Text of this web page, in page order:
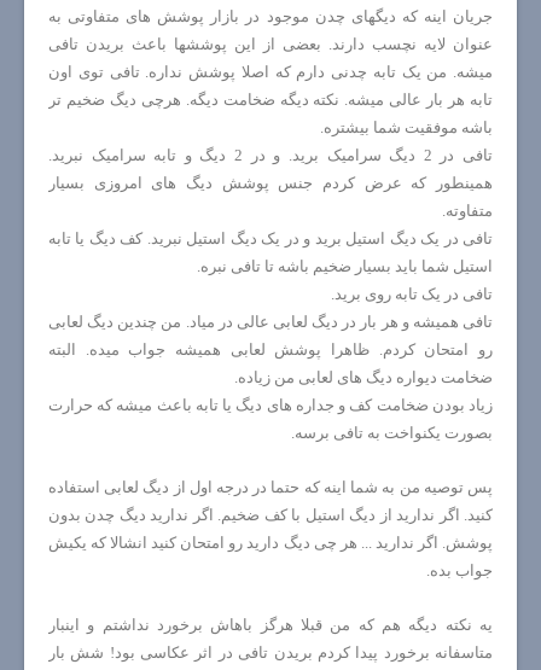
جریان اینه که دیگهای چدن موجود در بازار پوشش های متفاوتی به
عنوان لایه نچسب دارند. بعضی از این پوششها باعث بریدن تافی
میشه. من یک تابه چدنی دارم که اصلا پوشش نداره. تافی توی اون
تابه هر بار عالی میشه. نکته دیگه ضخامت دیگه. هرچی دیگ ضخیم تر
باشه موفقیت شما بیشتره.
تافی در 2 دیگ سرامیک برید. و در 2 دیگ و تابه سرامیک نبرید.
همینطور که عرض کردم جنس پوشش دیگ های امروزی بسیار
متفاوته.
تافی در یک دیگ استیل برید و در یک دیگ استیل نبرید. کف دیگ یا تابه
استیل شما باید بسیار ضخیم باشه تا تافی نبره.
تافی در یک تابه روی برید.
تافی همیشه و هر بار در دیگ لعابی عالی در میاد. من چندین دیگ لعابی
رو امتحان کردم. ظاهرا پوشش لعابی همیشه جواب میده. البته
ضخامت دیواره دیگ های لعابی من زیاده.
زیاد بودن ضخامت کف و جداره های دیگ یا تابه باعث میشه که حرارت
بصورت یکنواخت به تافی برسه.
پس توصیه من به شما اینه که حتما در درجه اول از دیگ لعابی استفاده
کنید. اگر ندارید از دیگ استیل با کف ضخیم. اگر ندارید دیگ چدن بدون
پوشش. اگر ندارید ... هر چی دیگ دارید رو امتحان کنید انشالا که یکیش
جواب بده.
یه نکته دیگه هم که من قبلا هرگز باهاش برخورد نداشتم و اینبار
متاسفانه برخورد پیدا کردم بریدن تافی در اثر عکاسی بود! شش بار